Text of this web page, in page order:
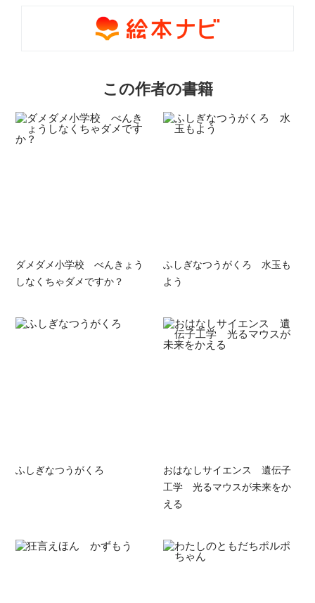
この作者の書籍
ダメダメ小学校 べんきょう
しなくちゃダメですか？
ふしぎなつうがくろ 水玉も
よう
ふしぎなつうがくろ
おはなしサイエンス 遺伝子
工学 光るマウスが未来をか
える